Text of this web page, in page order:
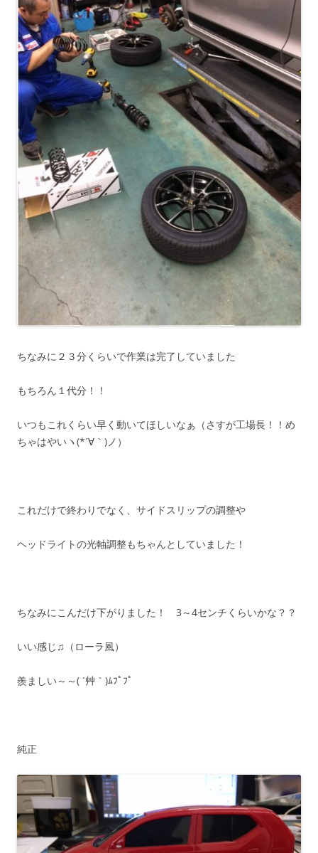
ちなみに２３分くらいで作業は完了していました
もちろん１代分！！
いつもこれくらい早く動いてほしいなぁ（さすが工場長！！め
ちゃはやいヽ(*´∀｀)ノ）
これだけで終わりでなく、サイドスリップの調整や
ヘッドライトの光軸調整もちゃんとしていました！
ちなみにこんだけ下がりました！ 3～4センチくらいかな？？
いい感じ♫（ローラ風）
羨ましい～～( ´艸｀)ﾑﾌﾟﾌﾟ
純正